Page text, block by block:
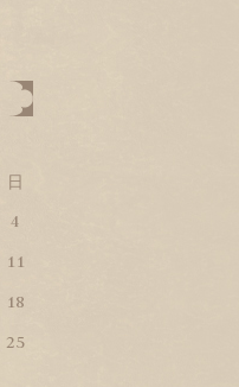
日
4
11
18
25